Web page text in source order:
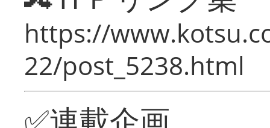
https://
22/post_5238.html